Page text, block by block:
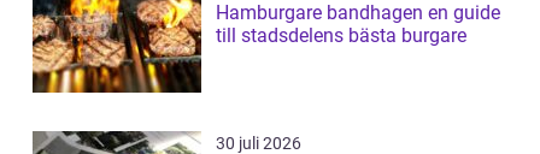
Hamburgare bandhagen en guide
till stadsdelens bästa burgare
30 juli 2026